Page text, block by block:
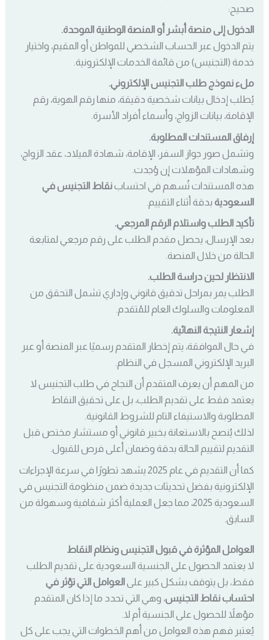
صحيح:
الدخول إلى منصة أبشر أو المنصة الوطنية الموحدة.
يتم الدخول عبر الحساب الشخصي للمواطن أو المقيم، واختيار
خدمة (التجنيس) من قائمة الخدمات الإلكترونية.
ملء نموذج طلب التجنيس الإلكتروني.
يُطلب إدخال بيانات شخصية دقيقة، منها رقم الهوية، رقم
الإقامة، بيانات الزواج، وأسماء أفراد الأسرة.
إرفاق المستندات المطلوبة.
وتشمل صور جواز السفر، الإقامة، شهادة الميلاد، عقد الزواج،
وشهادات المؤهلات إن وُجدت.
هذه المستندات تُسهم في احتسابنقاط التجنيس في
السعودية بدقة أثناء التقييم.
تأكيد الطلب واستلام الرقم المرجعي.
بعد الإرسال، يحصل مقدم الطلب على رقم مرجعي لمتابعة
الحالة من خلال المنصة.
الانتظار لحين دراسة الطلب.
الطلب يمر بمراحل تدقيق قانوني وإداري تشمل التحقق من
المعلومات والسلوك العام للمُتقدم.
إشعار النتيجة النهائية.
في حال الموافقة، يتم إخطار المتقدم رسميًا عبر المنصة أو عبر
البريد الإلكتروني المسجل في النظام.
من المهم أن يعرف المتقدم أن النجاح في طلب التجنيس لا
يعتمد فقط على تقديم الطلب، بل على تحقيق النقاط
المطلوبة والاستيفاء التام للشروط القانونية.
لذلك يُنصح بالاستعانة بخبير قانوني أو مستشار مختص قبل
التقديم لتقييم الحالة بدقة وضمان أعلى فرص للقبول.
كما أن التقديم في عام 2025 يشهد تطورًا في سرعة الإجراءات
الإلكترونية بفضل تحديثات جديدة ضمن منظومة التجنيس في
السعودية 2025، مما جعل العملية أكثر شفافية وسهولة من
السابق.
العوامل المؤثرة في قبول التجنيس ونظام النقاط
لا يعتمد الحصول على الجنسية السعودية على تقديم الطلب
فقط، بل يتوقف بشكل كبير علىالعوامل التي تؤثر في
احتساب نقاط التجنيس، وهي التي تحدد ما إذا كان المتقدم
مؤهلاً للحصول على الجنسية أم لا.
يُعتبر فهم هذه العوامل من أهم الخطوات التي يجب على كل